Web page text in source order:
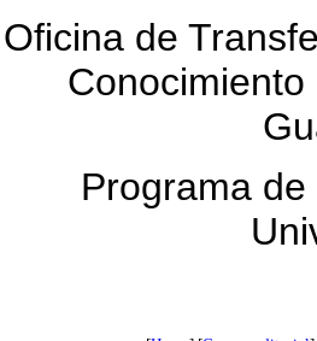
Oficina de
Programa